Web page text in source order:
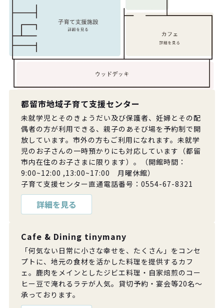
都留市地域子育て支援センター
未就学児とそのきょうだい及び保護者、妊婦とその配
偶者の方が利用できる、親子のあそび場を予約制で開
放しています。市外の方もご利用になれます。未就学
児のお子さんの一時預かりにも対応しています（都留
市内在住のお子さまに限ります）。（開館時間：
9:00~12:00 ,13:00~17:00 月曜休館）
子育て支援センター直通電話番号：0554-67-8321
詳細を見る
Cafe & Dining tinymany
「何気ない日常に小さな幸せを、たくさん」をコンセ
プトに、地元の食材を活かした料理を提供するカフ
ェ。鹿肉をメインとしたジビエ料理・自家焙煎のコー
ヒー豆で淹れるラテが人気。貸切予約・宴会等20名〜
承っております。